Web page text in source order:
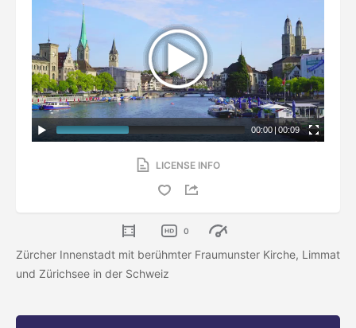
00:00 | 00:09
LICENSE INFO
0
Zürcher Innenstadt mit berühmter Fraumunster Kirche, Limmat
und Zürichsee in der Schweiz